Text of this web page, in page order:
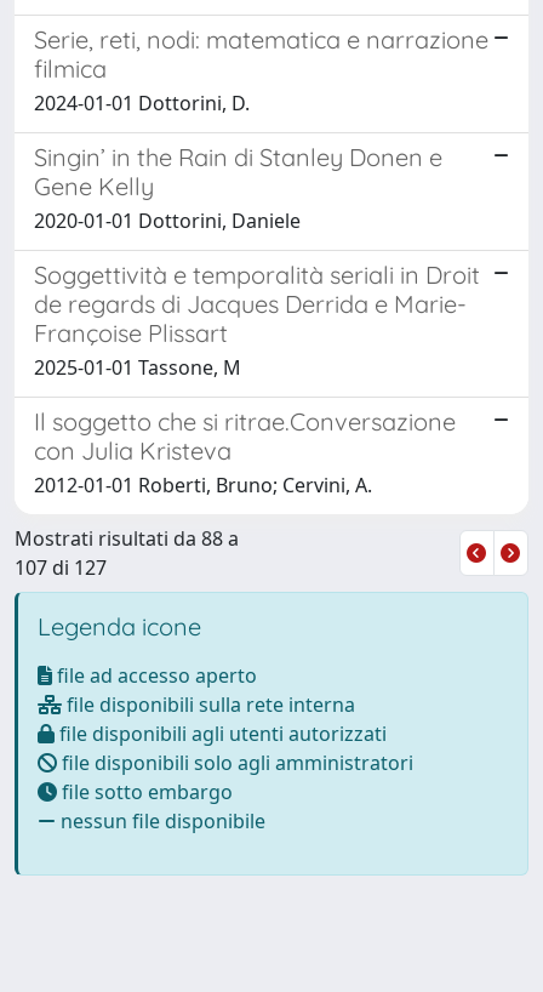
Serie, reti, nodi: matematica e narrazione
filmica
2024-01-01 Dottorini, D.
Singin’ in the Rain di Stanley Donen e
Gene Kelly
2020-01-01 Dottorini, Daniele
Soggettività e temporalità seriali in Droit
de regards di Jacques Derrida e Marie-
Françoise Plissart
2025-01-01 Tassone, M
Il soggetto che si ritrae.Conversazione
con Julia Kristeva
2012-01-01 Roberti, Bruno; Cervini, A.
Mostrati risultati da 88 a
107 di 127
Legenda icone
file ad accesso aperto
file disponibili sulla rete interna
file disponibili agli utenti autorizzati
file disponibili solo agli amministratori
file sotto embargo
nessun file disponibile